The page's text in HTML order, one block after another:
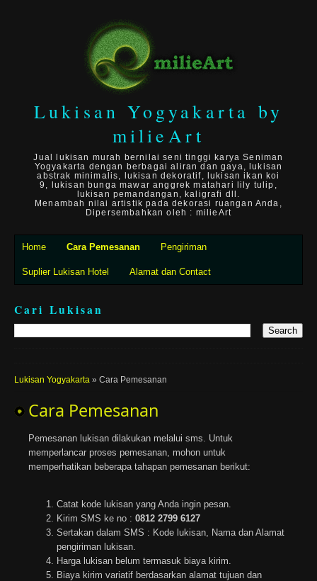
Lukisan Yogyakarta by
milieArt
Jual lukisan murah bernilai seni tinggi karya Seniman
Yogyakarta dengan berbagai aliran dan gaya, lukisan
abstrak minimalis, lukisan dekoratif, lukisan ikan koi
9, lukisan bunga mawar anggrek matahari lily tulip,
lukisan pemandangan, kaligrafi dll.
Menambah nilai artistik pada dekorasi ruangan Anda,
Dipersembahkan oleh : milieArt
Home Cara Pemesanan Pengiriman
Suplier Lukisan Hotel Alamat dan Contact
Cari Lukisan
Lukisan Yogyakarta » Cara Pemesanan
Cara Pemesanan
Pemesanan lukisan dilakukan melalui sms. Untuk
memperlancar proses pemesanan, mohon untuk
memperhatikan beberapa tahapan pemesanan berikut:
Catat kode lukisan yang Anda ingin pesan.
Kirim SMS ke no : 0812 2799 6127
Sertakan dalam SMS : Kode lukisan, Nama dan Alamat
pengiriman lukisan.
Harga lukisan belum termasuk biaya kirim.
Biaya kirim variatif berdasarkan alamat tujuan dan